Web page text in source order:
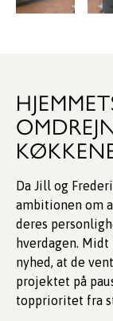
Da Jill og
ambitionen om
deres
hverdagen.
nyhed, at de
projektet på
topprioritet fra